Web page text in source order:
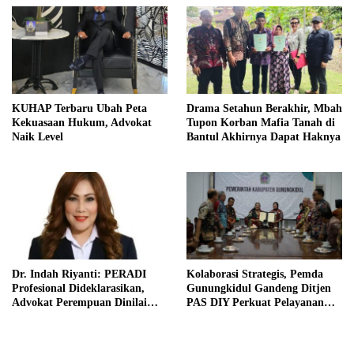
KUHAP Terbaru Ubah Peta
Kekuasaan Hukum, Advokat
Naik Level
Drama Setahun Berakhir, Mbah
Tupon Korban Mafia Tanah di
Bantul Akhirnya Dapat Haknya
Dr. Indah Riyanti: PERADI
Profesional Dideklarasikan,
Advokat Perempuan Dinilai
Kolaborasi Strategis, Pemda
Gunungkidul Gandeng Ditjen
PAS DIY Perkuat Pelayanan